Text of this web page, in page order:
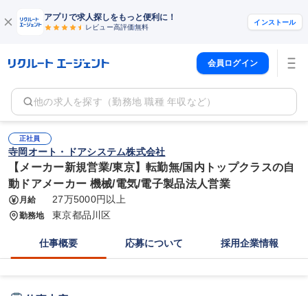
アプリで求人探しをもっと便利に！
レビュー高評価無料
インストール
会員ログイン
他の求人を探す（勤務地 職種 年収など）
正社員
寺岡オート・ドアシステム株式会社
【メーカー新規営業/東京】転勤無/国内トップクラスの自
動ドアメーカー 機械/電気/電子製品法人営業
月給 27万5000円以上
勤務地 東京都品川区
仕事概要 応募について 採用企業情報